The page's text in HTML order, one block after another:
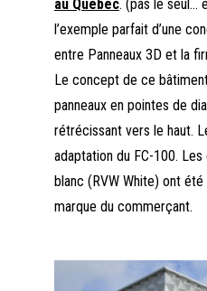
au Québec. (pas le seul…
l’exemple parfait d’une
entre Panneaux 3D et la
Le concept de ce
panneaux en pointes de
rétrécissant vers le haut.
adaptation du FC-100.
blanc (RVW White) ont
marque du commerçant.